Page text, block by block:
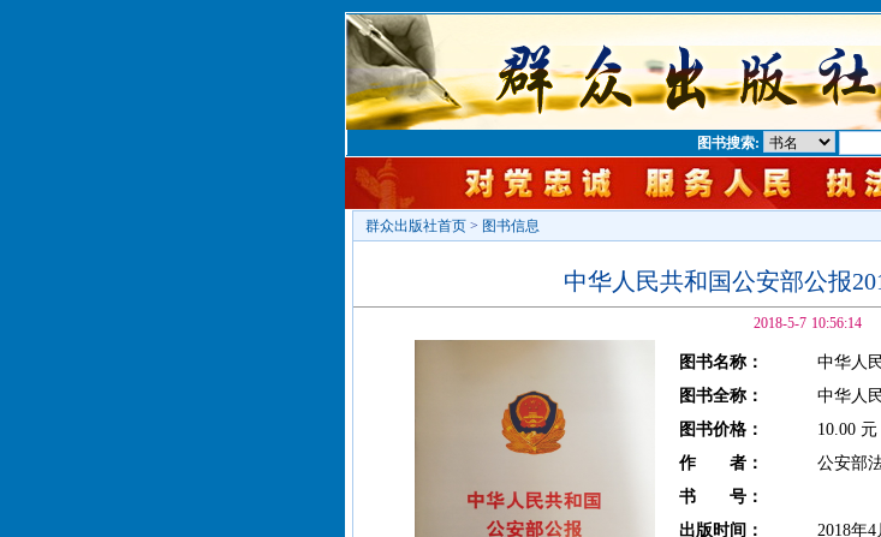
图书搜索:
群众出版社首页 > 图书信息
中华人民共和国公安部公报
2018-5-7 10:56:14
图书名称：
中华人
图书全称：
中华人
图书价格：
10.00 元
作 者：
公安部
书 号：
出版时间：
2018年4